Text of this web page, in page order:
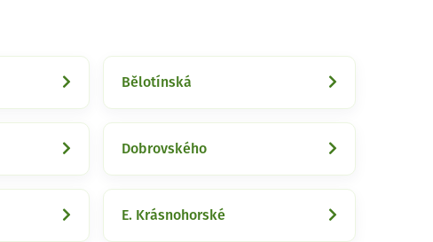
Bělotínská
Dobrovského
E. Krásnohorské